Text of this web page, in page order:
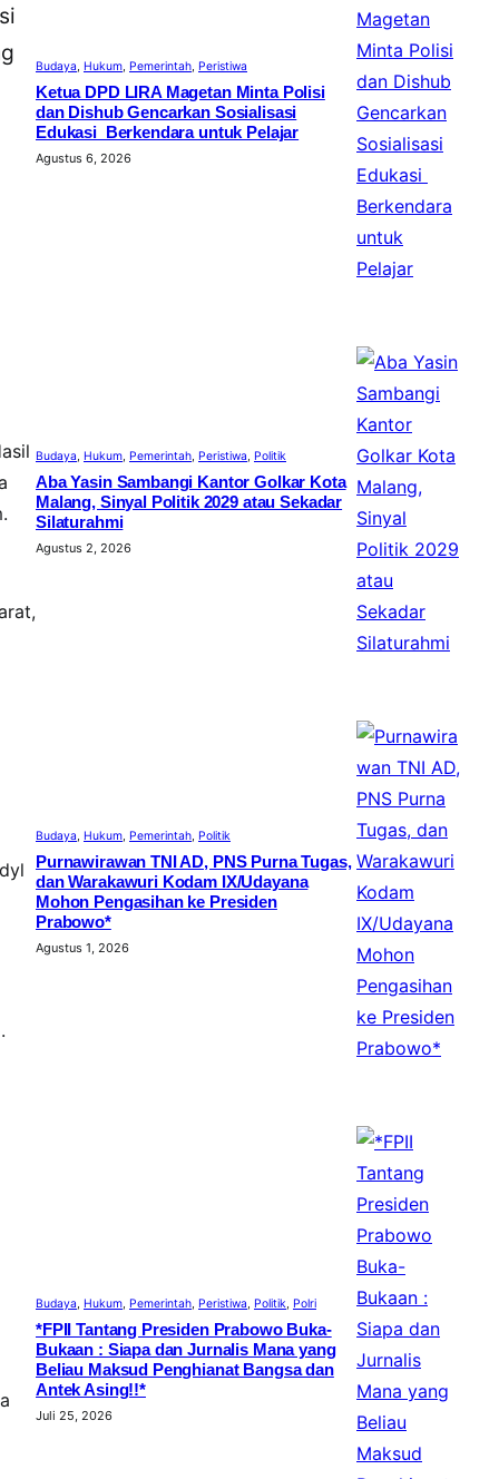
Budaya, Hukum, Pemerintah, Peristiwa
Ketua DPD LIRA Magetan Minta Polisi
dan Dishub Gencarkan Sosialisasi
Edukasi Berkendara untuk Pelajar
Agustus 6, 2026
Budaya, Hukum, Pemerintah, Peristiwa, Politik
Aba Yasin Sambangi Kantor Golkar Kota
Malang, Sinyal Politik 2029 atau Sekadar
Silaturahmi
Agustus 2, 2026
Budaya, Hukum, Pemerintah, Politik
Purnawirawan TNI AD, PNS Purna Tugas,
dan Warakawuri Kodam IX/Udayana
Mohon Pengasihan ke Presiden
Prabowo*
Agustus 1, 2026
Budaya, Hukum, Pemerintah, Peristiwa, Politik, Polri
*FPII Tantang Presiden Prabowo Buka-
Bukaan : Siapa dan Jurnalis Mana yang
Beliau Maksud Penghianat Bangsa dan
Antek Asing!!*
Juli 25, 2026